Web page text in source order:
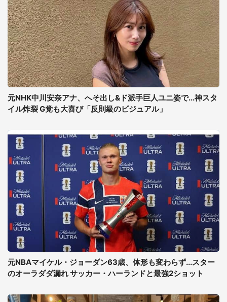
元NHK中川安奈アナ、へそ出し&ド派手巨人ユニ姿で...神スタ
イル炸裂 G党も大喜び「反則級のビジュアル」
元NBAマイケル・ジョーダン63歳、体形も変わらず...スター
のオーラダダ漏れ サッカー・ハーランドと最強2ショット